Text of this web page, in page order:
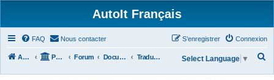
AutoIt Français
FAQ Nous contacter Connexion
S’enregistrer
Accueil Portail Forum Documentations Traduction des Documentations Select Language ▼